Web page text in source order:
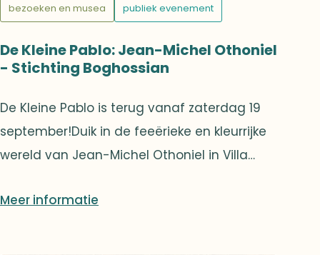
bezoeken en musea publiek evenement
De Kleine Pablo: Jean-Michel Othoniel
- Stichting Boghossian
De Kleine Pablo is terug vanaf zaterdag 19
september!Duik in de feeërieke en kleurrijke
wereld van Jean-Michel Othoniel in Villa
geblazen glas, gigantische parelkettingen
Meer informatie